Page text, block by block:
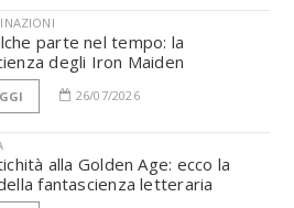
parte nel tempo: la
degli Iron Maiden
26/07/2026
alla Golden Age: ecco la
fantascienza letteraria